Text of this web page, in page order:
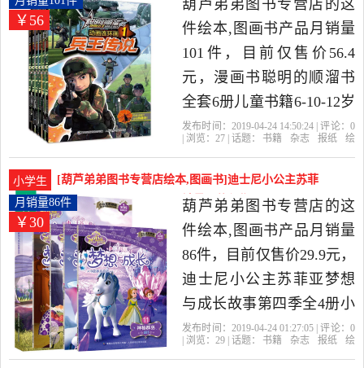
书专营店精选书籍,杂志,报
纸当中性价比很高的漫画
书籍，由福建 福州发货。
￥56
葫芦弟弟图书专营店的这
件绘本,图画书产品月销量
101件，目前仅售价56.4
元，漫画书聪明的顺溜书
全套6册儿童书籍6-10-12岁
中国卡通动漫连环画经典
读物聪明的顺溜之雄鹰小
子特种兵学校是2019年葫
芦弟弟图书专营店精选书
籍,杂志,报纸当中性价比很
高的绘本,图画书，由福建
福州发货。
发布时间：2019-04-24 14:50:24 | 评论： 0
| 浏览： 27 | 话题： 书籍 杂志 报纸
绘
小学生
[葫芦弟弟图书专营店绘本,图画书]迪士尼小公主苏菲
亚梦想与成长故事第四月销量86件仅售29.9元
￥30
月销量86件
葫芦弟弟图书专营店的这
件绘本,图画书产品月销量
86件，目前仅售价29.9元，
迪士尼小公主苏菲亚梦想
与成长故事第四季全4册小
公主苏菲亚故事书儿童绘
发布时间：2019-04-24 01:27:05 | 评论： 0
| 浏览： 29 | 话题： 书籍 杂志 报纸
绘